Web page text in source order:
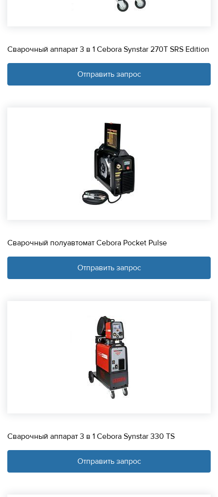
Сварочный аппарат 3 в 1 Cebora Synstar 270T SRS Edition
Отправить запрос
Сварочный полуавтомат Cebora Pocket Pulse
Отправить запрос
Сварочный аппарат 3 в 1 Cebora Synstar 330 TS
Отправить запрос